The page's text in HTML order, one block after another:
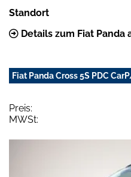
Standort
Details zum Fiat Panda
Fiat Panda Cross 5S PDC
Preis:
MWSt: